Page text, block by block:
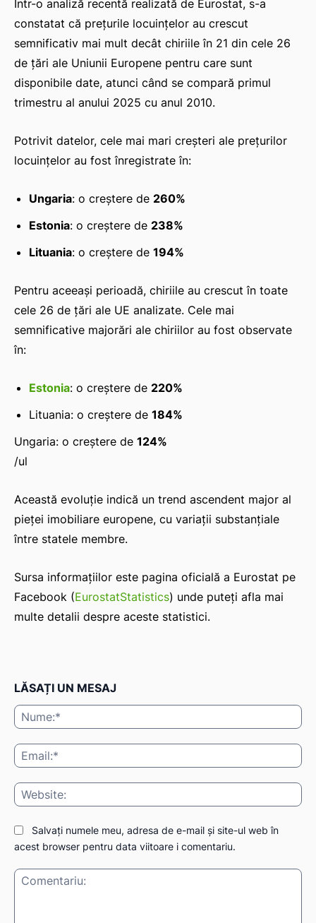
Într-o analiză recentă realizată de Eurostat, s-a
constatat că prețurile locuințelor au crescut
semnificativ mai mult decât chiriile în 21 din cele 26
de țări ale Uniunii Europene pentru care sunt
disponibile date, atunci când se compară primul
trimestru al anului 2025 cu anul 2010.
Potrivit datelor, cele mai mari creșteri ale prețurilor
locuințelor au fost înregistrate în:
Ungaria: o creștere de 260%
Estonia: o creștere de 238%
Lituania: o creștere de 194%
Pentru aceeași perioadă, chiriile au crescut în toate
cele 26 de țări ale UE analizate. Cele mai
semnificative majorări ale chiriilor au fost observate
în:
Estonia: o creștere de 220%
Lituania: o creștere de 184%
Ungaria: o creștere de 124%
/ul
Această evoluție indică un trend ascendent major al
pieței imobiliare europene, cu variații substanțiale
între statele membre.
Sursa informațiilor este pagina oficială a Eurostat pe
Facebook (EurostatStatistics) unde puteți afla mai
multe detalii despre aceste statistici.
LĂSAȚI UN MESAJ
Salvați numele meu, adresa de e-mail și site-ul web în
acest browser pentru data viitoare i comentariu.